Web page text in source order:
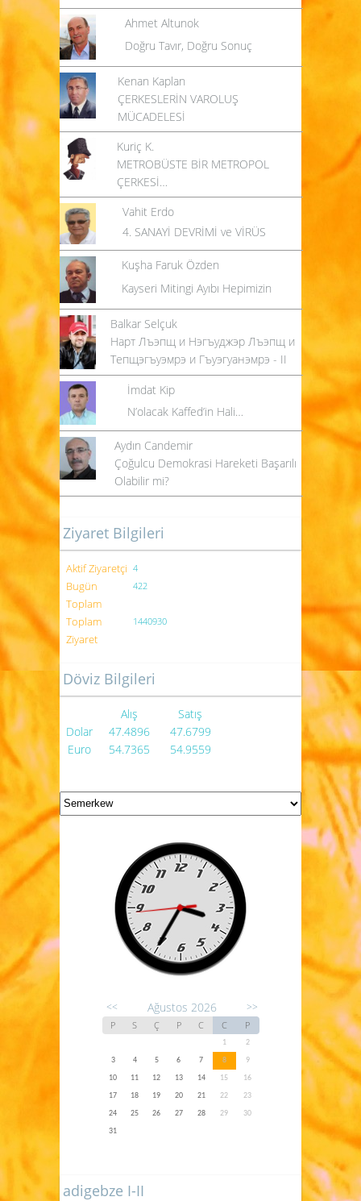
Ahmet Altunok
Doğru Tavır, Doğru Sonuç
Kenan Kaplan
ÇERKESLERİN VAROLUŞ
MÜCADELESİ
Kuriç K.
METROBÜSTE BİR METROPOL
ÇERKESİ…
Vahit Erdo
4. SANAYİ DEVRİMİ ve VİRÜS
Kuşha Faruk Özden
Kayseri Mitingi Ayıbı Hepimizin
Balkar Selçuk
Нарт Лъэпщ и Нэгъуджэр Лъэпщ и
Тепщэгъуэмрэ и Гъуэгуанэмрэ - II
İmdat Kip
N’olacak Kaffed’in Hali…
Aydın Candemir
Çoğulcu Demokrasi Hareketi Başarılı
Olabilir mi?
Ziyaret Bilgileri
Aktif Ziyaretçi 4
Bugün
Toplam
422
Toplam
Ziyaret
1440930
Döviz Bilgileri
Alış
Satış
Dolar
47.4896
47.6799
Euro
54.7365 54.9559
<< Ağustos 2026 >>
P S Ç P C C P
1
2
3
4 5 6 7 8
9
10
11 12 13 14 15
16
17
18 19 20 21 22
23
24
25 26 27 28 29
30
31
adigebze I-II